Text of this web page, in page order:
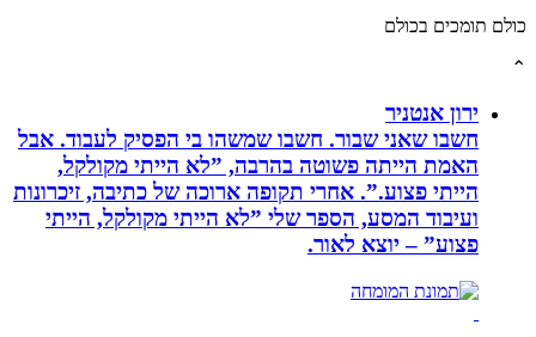
בכולם
ירון אנטניר
חשבו שאני שבור. חשבו שמשהו בי הפסיק לעבוד. אבל
האמת הייתה פשוטה בהרבה, ”לא הייתי מקולקל,
הייתי פצוע.”. אחרי תקופה ארוכה של כתיבה, זיכרונות
ועיבוד המסע, הספר שלי ”לא הייתי מקולקל, הייתי
פצוע” – יוצא לאור.